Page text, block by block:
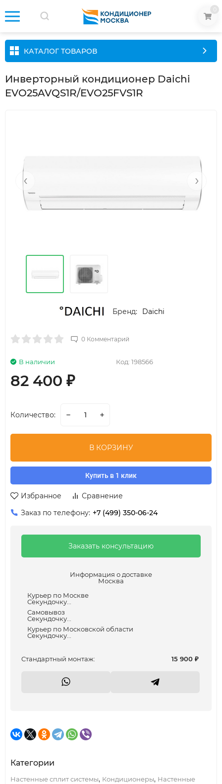
КАТАЛОГ ТОВАРОВ
Инверторный кондиционер Daichi
EVO25AVQS1R/EVO25FVS1R
‹ ›
Бренд: Daichi
0 Комментарий
Код: 198566
В наличии
82 400 ₽
Количество:
В КОРЗИНУ
Купить в 1 клик
Избранное
Сравнение
Заказ по телефону: +7 (499) 350-06-24
Заказать консультацию
Информация о доставке
Москва
Курьер по Москве
Секундочку...
Самовывоз
Секундочку...
Курьер по Московской области
Секундочку...
Cтандартный монтаж: 15 900 ₽
Категории
Настенные сплит системы, Кондиционеры, Настенные